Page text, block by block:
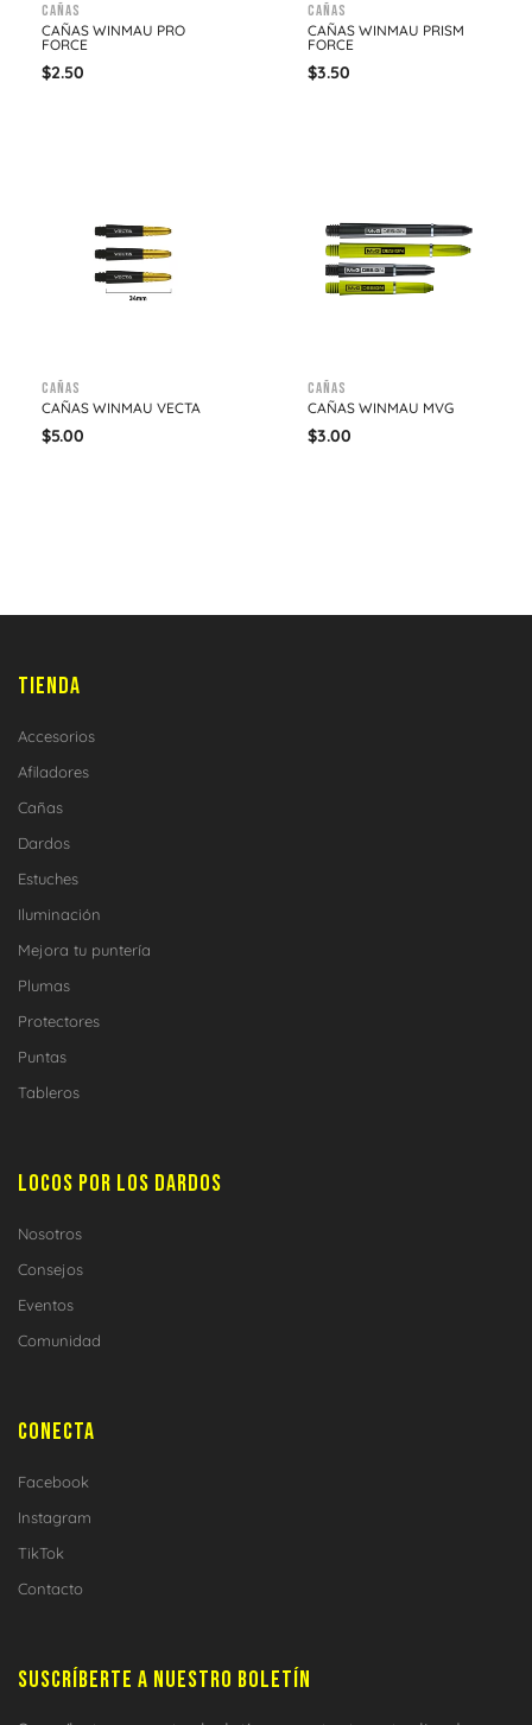
Cañas
CAÑAS WINMAU PRO
FORCE
$2.50
Cañas
CAÑAS WINMAU PRISM
FORCE
$3.50
Cañas
CAÑAS WINMAU VECTA
$5.00
Cañas
CAÑAS WINMAU MVG
$3.00
TIENDA
Accesorios
Afiladores
Cañas
Dardos
Estuches
Iluminación
Mejora tu puntería
Plumas
Protectores
Puntas
Tableros
LOCOS POR LOS DARDOS
Nosotros
Consejos
Eventos
Comunidad
CONECTA
Facebook
Instagram
TikTok
Contacto
SUSCRÍBERTE A NUESTRO BOLETÍN